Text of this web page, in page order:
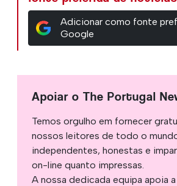
Adicionar como fonte
Google
Apoiar o The Portugal
Temos orgulho em fornecer
nossos leitores de todo o
independentes, honestas e
on-line quanto impressas.
A nossa dedicada equipa apoia